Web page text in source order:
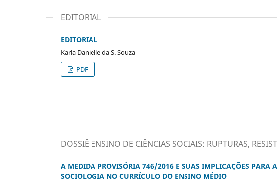
EDITORIAL
EDITORIAL
Karla Danielle da S. Souza
PDF
DOSSIÊ ENSINO DE CIÊNCIAS SOCIAIS: RUPTURAS,
A MEDIDA PROVISÓRIA 746/2016 E SUAS IMPLICAÇÕES PARA
SOCIOLOGIA NO CURRÍCULO DO ENSINO MÉDIO